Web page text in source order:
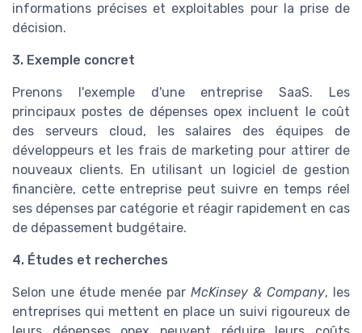
informations précises et exploitables pour la prise de
décision.
3. Exemple concret
Prenons l'exemple d'une entreprise SaaS. Les
principaux postes de dépenses opex incluent le coût
des serveurs cloud, les salaires des équipes de
développeurs et les frais de marketing pour attirer de
nouveaux clients. En utilisant un logiciel de gestion
financière, cette entreprise peut suivre en temps réel
ses dépenses par catégorie et réagir rapidement en cas
de dépassement budgétaire.
4. Études et recherches
Selon une étude menée par McKinsey & Company, les
entreprises qui mettent en place un suivi rigoureux de